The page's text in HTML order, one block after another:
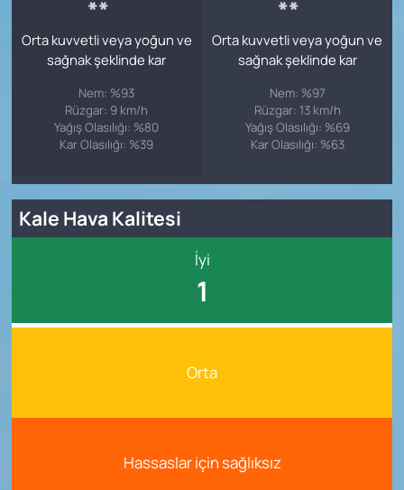
Orta kuvvetli veya yoğun ve
sağnak şeklinde kar
Nem: %93
Rüzgar: 9 km/h
Yağış Olasılığı: %80
Kar Olasılığı: %39
Orta kuvvetli veya yoğun ve
sağnak şeklinde kar
Nem: %97
Rüzgar: 13 km/h
Yağış Olasılığı: %69
Kar Olasılığı: %63
Kale Hava Kalitesi
İyi
1
Orta
Hassaslar için sağlıksız